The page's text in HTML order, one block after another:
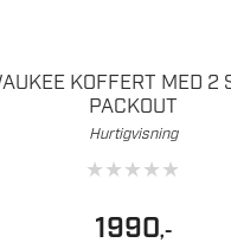
KOFFERT MED 2
PACKOUT
Hurtigvisning
★★★★★
1990,-